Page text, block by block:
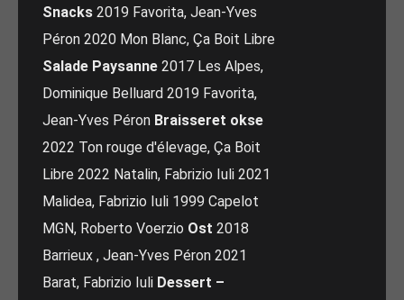
Snacks 2019 Favorita, Jean-Yves
Péron 2020 Mon Blanc, Ça Boit Libre
Salade Paysanne 2017 Les Alpes,
Dominique Belluard 2019 Favorita,
Jean-Yves Péron Braisseret okse
2022 Ton rouge d'élevage, Ça Boit
Libre 2022 Natalin, Fabrizio Iuli 2021
Malidea, Fabrizio Iuli 1999 Capelot
MGN, Roberto Voerzio Ost 2018
Barrieux , Jean-Yves Péron 2021
Barat, Fabrizio Iuli Dessert –